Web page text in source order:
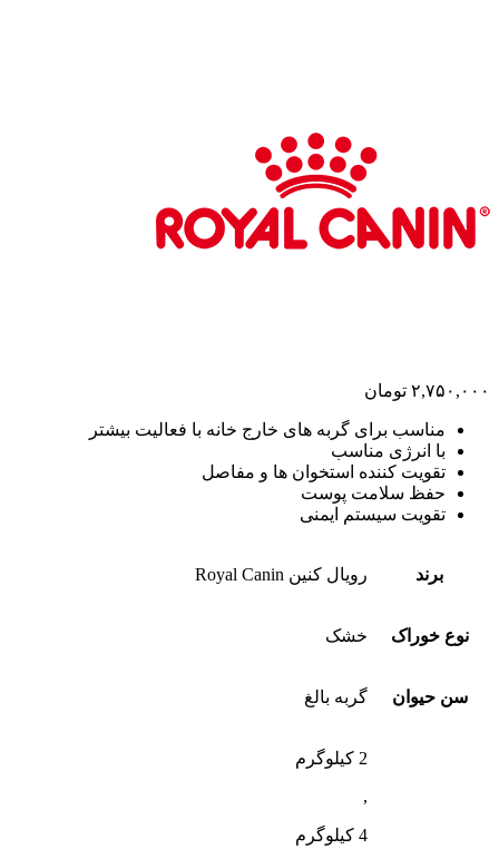
۲,۷۵۰,۰۰۰ تومان
مناسب برای گربه های خارج خانه با فعالیت بیشتر
با انرژی مناسب
تقویت کننده استخوان ها و مفاصل
حفظ سلامت پوست
تقویت سیستم ایمنی
برند رویال کنین Royal Canin
نوع خوراک خشک
سن حیوان گربه بالغ
2 کیلوگرم
,
4 کیلوگرم